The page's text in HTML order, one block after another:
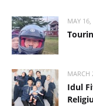
MAY
MARCH
Idul